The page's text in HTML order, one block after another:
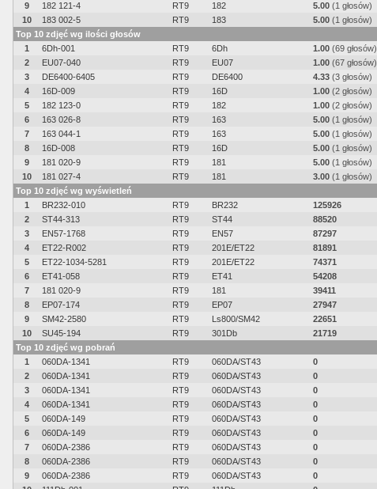
9
182 121-4 RT9 182 5.00 (1 głosów)
10
183 002-5 RT9 183 5.00 (1 głosów)
Top 10 zdjęć wg ilości głosów
1
6Dh-001 RT9 6Dh 1.00 (69 głosów)
2
EU07-040 RT9 EU07 1.00 (67 głosów)
3
DE6400-6405 RT9 DE6400 4.33 (3 głosów)
4
16D-009 RT9 16D 1.00 (2 głosów)
5
182 123-0 RT9 182 1.00 (2 głosów)
6
163 026-8 RT9 163 5.00 (1 głosów)
7
163 044-1 RT9 163 5.00 (1 głosów)
8
16D-008 RT9 16D 5.00 (1 głosów)
9
181 020-9 RT9 181 5.00 (1 głosów)
10
181 027-4 RT9 181 3.00 (1 głosów)
Top 10 zdjęć wg wyświetleń
1
BR232-010 RT9 BR232
125926
2
ST44-313 RT9 ST44
88520
3
EN57-1768 RT9 EN57
87297
4
ET22-R002 RT9 201E/ET22
81891
5
ET22-1034-5281 RT9 201E/ET22
74371
6
ET41-058 RT9 ET41
54208
7
181 020-9 RT9 181
39411
8
EP07-174 RT9 EP07
27947
9
SM42-2580 RT9 Ls800/SM42
22651
10
SU45-194 RT9 301Db
21719
Top 10 zdjęć wg pobrań
1
060DA-1341 RT9 060DA/ST43
0
2
060DA-1341 RT9 060DA/ST43
0
3
060DA-1341 RT9 060DA/ST43
0
4
060DA-1341 RT9 060DA/ST43
0
5
060DA-149 RT9 060DA/ST43
0
6
060DA-149 RT9 060DA/ST43
0
7
060DA-2386 RT9 060DA/ST43
0
8
060DA-2386 RT9 060DA/ST43
0
9
060DA-2386 RT9 060DA/ST43
0